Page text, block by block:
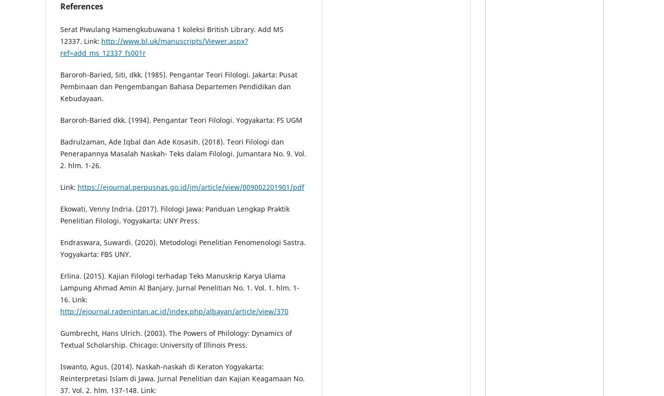
References
Serat Piwulang Hamengkubuwana 1 koleksi British Library. Add MS
12337. Link: http://www.bl.uk/manuscripts/Viewer.aspx?
ref=add_ms_12337_fs001r
Baroroh-Baried, Siti, dkk. (1985). Pengantar Teori Filologi. Jakarta: Pusat
Pembinaan dan Pengembangan Bahasa Departemen Pendidikan dan
Kebudayaan.
Baroroh-Baried dkk. (1994). Pengantar Teori Filologi. Yogyakarta: FS UGM
Badrulzaman, Ade Iqbal dan Ade Kosasih. (2018). Teori Filologi dan
Penerapannya Masalah Naskah- Teks dalam Filologi. Jumantara No. 9. Vol.
2. hlm. 1-26.
Link: https://ejournal.perpusnas.go.id/jm/article/view/009002201901/pdf
Ekowati, Venny Indria. (2017). Filologi Jawa: Panduan Lengkap Praktik
Penelitian Filologi. Yogyakarta: UNY Press.
Endraswara, Suwardi. (2020). Metodologi Penelitian Fenomenologi Sastra.
Yogyakarta: FBS UNY.
Erlina. (2015). Kajian Filologi terhadap Teks Manuskrip Karya Ulama
Lampung Ahmad Amin Al Banjary. Jurnal Penelitian No. 1. Vol. 1. hlm. 1-
16. Link:
http://ejournal.radenintan.ac.id/index.php/albayan/article/view/370
Gumbrecht, Hans Ulrich. (2003). The Powers of Philology: Dynamics of
Textual Scholarship. Chicago: University of Illinois Press.
Iswanto, Agus. (2014). Naskah-naskah di Keraton Yogyakarta:
Reinterpretasi Islam di Jawa. Jurnal Penelitian dan Kajian Keagamaan No.
37. Vol. 2. hlm. 137-148. Link: